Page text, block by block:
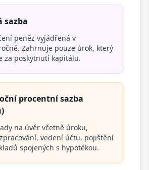
sazba
peněz vyjádřená v
Zahrnuje pouze úrok, který
za poskytnutí kapitálu.
procentní sazba
na úvěr včetně úroku,
vedení účtu, pojištění
spojených s hypotékou.